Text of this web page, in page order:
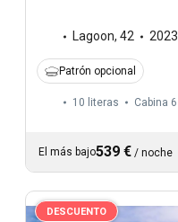
Lagoon, 42 2023
Patrón opcional
10 literas Cabina 6
El más bajo539 € / noche
DESCUENTO